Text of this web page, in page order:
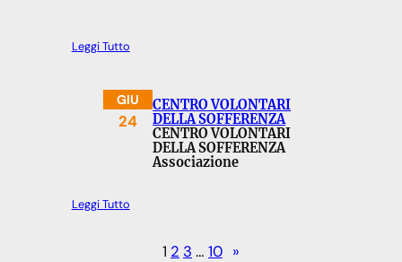
Leggi Tutto
GIU
24
CENTRO VOLONTARI
DELLA SOFFERENZA
CENTRO VOLONTARI
DELLA SOFFERENZA
Associazione
Leggi Tutto
1 2 3 … 10 »